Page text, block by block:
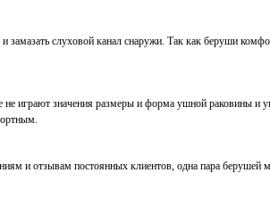
слуховой канал снаружи. Так как беруши
играют значения размеры и форма ушной раковины
и отзывам постоянных клиентов, одна пара берушей